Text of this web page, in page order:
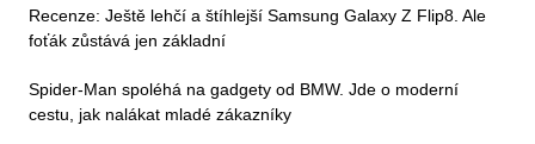
Recenze: Ještě lehčí a štíhlejší Samsung Galaxy Z Flip8. Ale
foťák zůstává jen základní
Spider-Man spoléhá na gadgety od BMW. Jde o moderní
cestu, jak nalákat mladé zákazníky